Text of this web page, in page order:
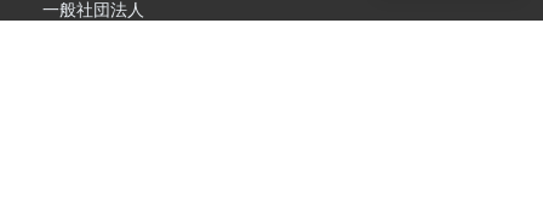
一般社団法人